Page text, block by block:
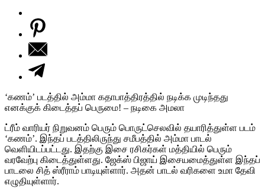
‘கணம்’ படத்தில் அம்மா கதாபாத்திரத்தில் நடிக்க முடிந்தது
எனக்குக் கிடைத்தப் பெருமை! – நடிகை அமலா
ட்ரீம் வாரியர் நிறுவனம் பெரும் பொருட்செலவில் தயாரித்துள்ள படம்
‘கணம்’. இந்தப் படத்திலிருந்து சமீபத்தில் அம்மா பாடல்
வெளியிடப்பட்டது. இதற்கு இசை ரசிகர்கள் மத்தியில் பெரும்
வரவேற்பு கிடைத்துள்ளது. ஜேக்ஸ் பிஜாய் இசையமைத்துள்ள இந்தப்
பாடலை சித் ஸ்ரீராம் பாடியுள்ளார். அதன் பாடல் வரிகளை உமா தேவி
எழுதியுள்ளார்.